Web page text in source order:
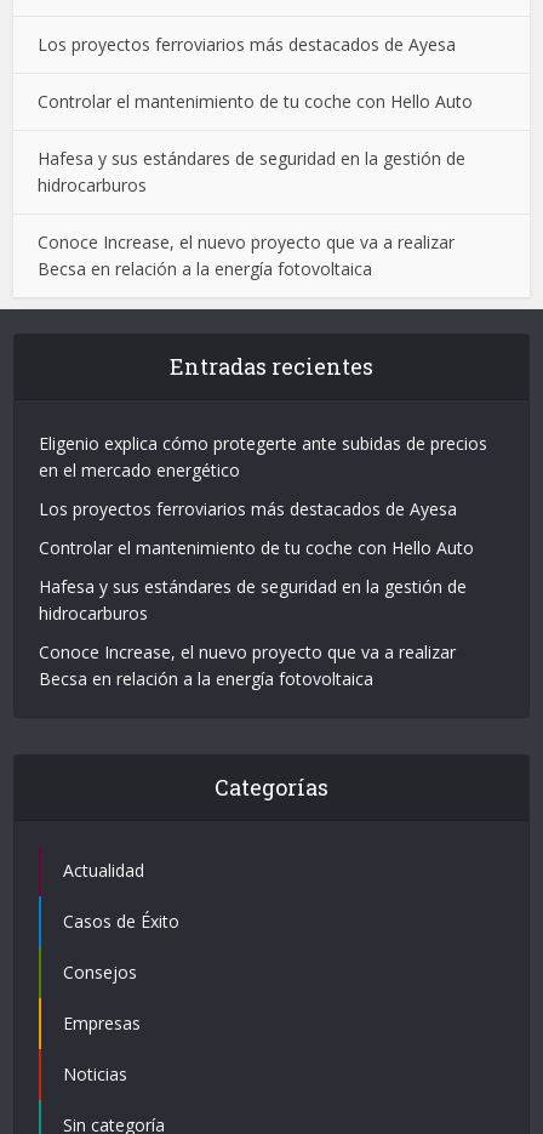
Los proyectos ferroviarios más destacados de Ayesa
Controlar el mantenimiento de tu coche con Hello Auto
Hafesa y sus estándares de seguridad en la gestión de
hidrocarburos
Conoce Increase, el nuevo proyecto que va a realizar
Becsa en relación a la energía fotovoltaica
Entradas recientes
Eligenio explica cómo protegerte ante subidas de precios
en el mercado energético
Los proyectos ferroviarios más destacados de Ayesa
Controlar el mantenimiento de tu coche con Hello Auto
Hafesa y sus estándares de seguridad en la gestión de
hidrocarburos
Conoce Increase, el nuevo proyecto que va a realizar
Becsa en relación a la energía fotovoltaica
Categorías
Actualidad
Casos de Éxito
Consejos
Empresas
Noticias
Sin categoría